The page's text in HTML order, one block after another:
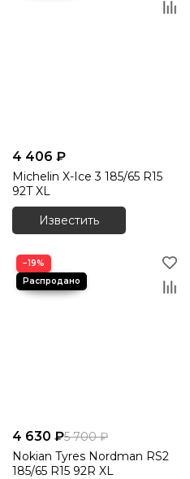
4 406 ₽
Michelin X-Ice 3 185/65 R15
92T XL
Известить
−19%
4 630 ₽5 700 ₽
Nokian Tyres Nordman RS2
185/65 R15 92R XL